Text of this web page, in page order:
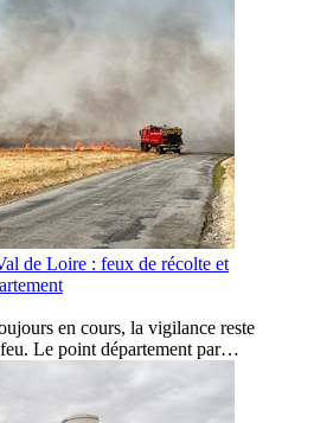
de Loire : feux de récolte et
en cours, la vigilance reste
Le point département par…